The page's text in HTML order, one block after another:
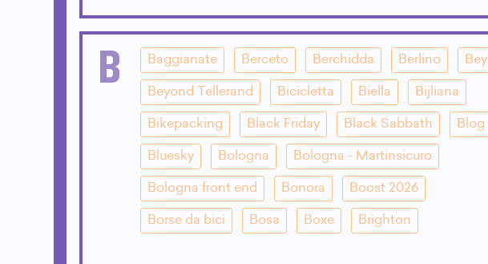
B Baggianate Berceto Berchidda Berlino Bey
Beyond Tellerand Bicicletta Biella Bijliana
Bikepacking Black Friday Black Sabbath Blog
Bluesky Bologna Bologna - Martinsicuro
Bologna front end Bonora Boost 2026
Borse da bici Bosa Boxe Brighton